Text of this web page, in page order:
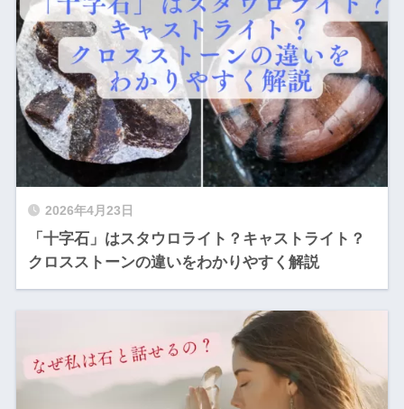
2026年4月23日
「十字石」はスタウロライト？キャストライト？
クロスストーンの違いをわかりやすく解説